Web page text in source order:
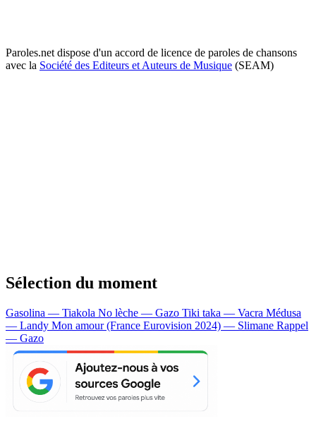
Paroles.net dispose d'un accord de licence de paroles de chansons
avec la Société des Editeurs et Auteurs de Musique (SEAM)
Sélection du moment
Gasolina — Tiakola No lèche — Gazo Tiki taka — Vacra Médusa
— Landy Mon amour (France Eurovision 2024) — Slimane Rappel
— Gazo